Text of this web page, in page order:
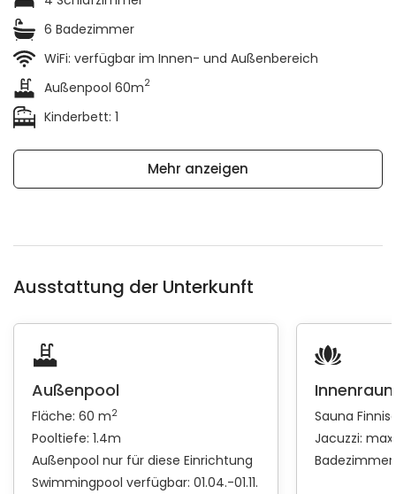
6 Badezimmer
WiFi: verfügbar im Innen- und Außenbereich
Außenpool 60m2
Kinderbett: 1
Mehr anzeigen
Ausstattung der Unterkunft
Außenpool
Fläche: 60 m2
Pooltiefe: 1.4m
Außenpool nur für diese Einrichtung
Swimmingpool verfügbar: 01.04.-01.11.
Sauna
Jacuzzi:
Badezimmer